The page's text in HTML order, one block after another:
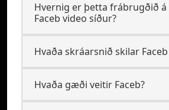
Hvernig er þetta frábrugðið á
Faceb video síður?
Hvaða skráarsnið skilar
Hvaða gæði veitir Faceb?